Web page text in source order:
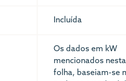
Incluída
Os dados em kW
mencionados nesta
folha, baseiam-se